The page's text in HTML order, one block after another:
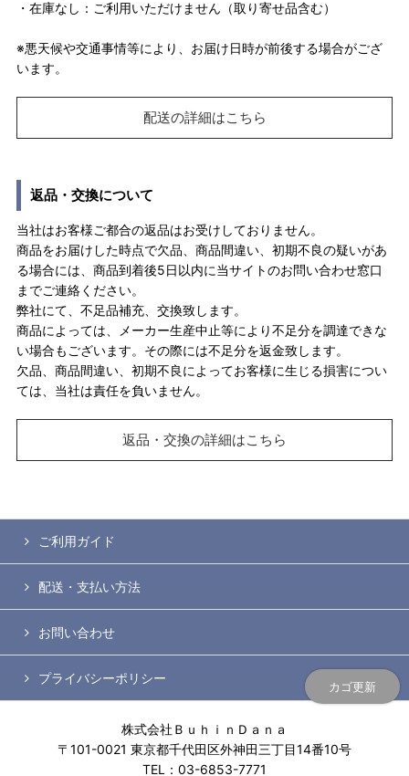
カゴ更新
・在庫なし：ご利用いただけません（取り寄せ品含む）
※悪天候や交通事情等により、お届け日時が前後する場合がござ
います。
配送の詳細はこちら
返品・交換について
当社はお客様ご都合の返品はお受けしておりません。
商品をお届けした時点で欠品、商品間違い、初期不良の疑いがあ
る場合には、商品到着後5日以内に当サイトのお問い合わせ窓口
までご連絡ください。
弊社にて、不足品補充、交換致します。
商品によっては、メーカー生産中止等により不足分を調達できな
い場合もございます。その際には不足分を返金致します。
欠品、商品間違い、初期不良によってお客様に生じる損害につい
ては、当社は責任を負いません。
返品・交換の詳細はこちら
ご利用ガイド
配送・支払い方法
お問い合わせ
プライバシーポリシー
株式会社ＢｕｈｉｎＤａｎａ
〒101-0021 東京都千代田区外神田三丁目14番10号
TEL：03-6853-7771